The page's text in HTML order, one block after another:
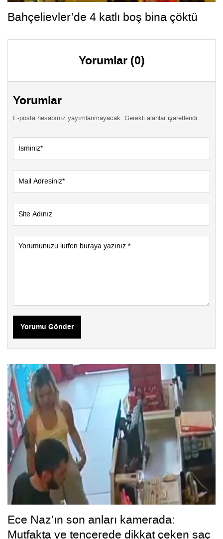
Bahçelievler’de 4 katlı boş bina çöktü
Yorumlar (0)
Yorumlar
E-posta hesabınız yayımlanmayacak. Gerekli alanlar işaretlendi
Yorumu Gönder
Ece Naz’ın son anları kamerada:
Mutfakta ve tencerede dikkat çeken saç